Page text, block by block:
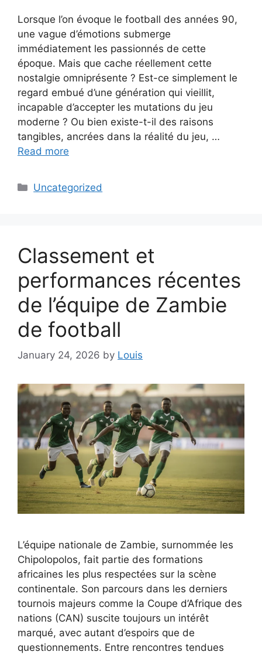
Lorsque l’on évoque le football des années 90,
une vague d’émotions submerge
immédiatement les passionnés de cette
époque. Mais que cache réellement cette
nostalgie omniprésente ? Est-ce simplement le
regard embué d’une génération qui vieillit,
incapable d’accepter les mutations du jeu
moderne ? Ou bien existe-t-il des raisons
tangibles, ancrées dans la réalité du jeu, …
Read more
Categories
Uncategorized
Classement et
performances récentes
de l’équipe de Zambie
de football
January 24, 2026 by Louis
L’équipe nationale de Zambie, surnommée les
Chipolopolos, fait partie des formations
africaines les plus respectées sur la scène
continentale. Son parcours dans les derniers
tournois majeurs comme la Coupe d’Afrique des
nations (CAN) suscite toujours un intérêt
marqué, avec autant d’espoirs que de
questionnements. Entre rencontres tendues